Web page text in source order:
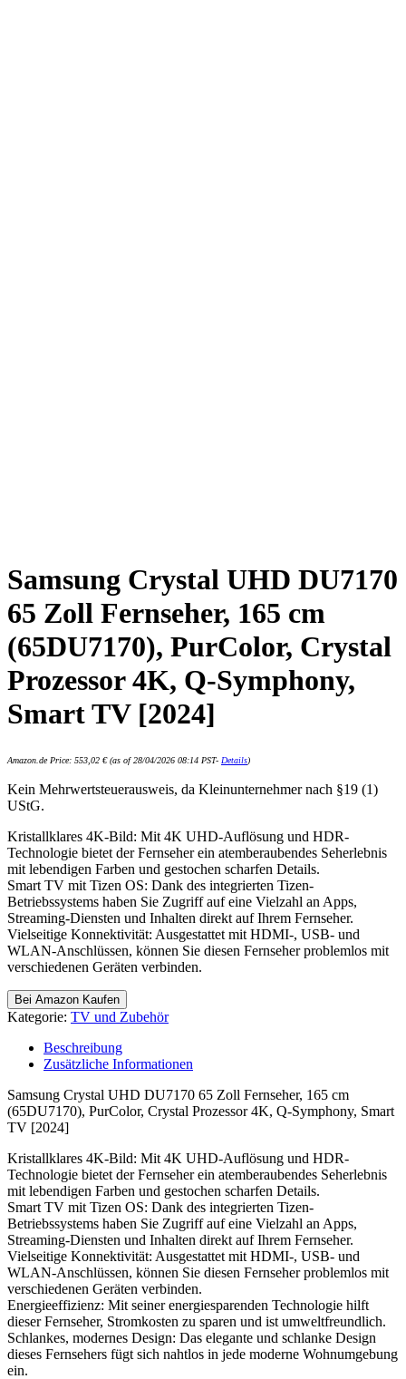
Samsung Crystal UHD DU7170
65 Zoll Fernseher, 165 cm
(65DU7170), PurColor, Crystal
Prozessor 4K, Q-Symphony,
Smart TV [2024]
Amazon.de Price: 553,02 €(as of 28/04/2026 08:14 PST- Details)
Kein Mehrwertsteuerausweis, da Kleinunternehmer nach §19 (1)
UStG.
Kristallklares 4K-Bild: Mit 4K UHD-Auflösung und HDR-
Technologie bietet der Fernseher ein atemberaubendes Seherlebnis
mit lebendigen Farben und gestochen scharfen Details.
Smart TV mit Tizen OS: Dank des integrierten Tizen-
Betriebssystems haben Sie Zugriff auf eine Vielzahl an Apps,
Streaming-Diensten und Inhalten direkt auf Ihrem Fernseher.
Vielseitige Konnektivität: Ausgestattet mit HDMI-, USB- und
WLAN-Anschlüssen, können Sie diesen Fernseher problemlos mit
verschiedenen Geräten verbinden.
Bei Amazon Kaufen
Kategorie: TV und Zubehör
Beschreibung
Zusätzliche Informationen
Samsung Crystal UHD DU7170 65 Zoll Fernseher, 165 cm
(65DU7170), PurColor, Crystal Prozessor 4K, Q-Symphony, Smart
TV [2024]
Kristallklares 4K-Bild: Mit 4K UHD-Auflösung und HDR-
Technologie bietet der Fernseher ein atemberaubendes Seherlebnis
mit lebendigen Farben und gestochen scharfen Details.
Smart TV mit Tizen OS: Dank des integrierten Tizen-
Betriebssystems haben Sie Zugriff auf eine Vielzahl an Apps,
Streaming-Diensten und Inhalten direkt auf Ihrem Fernseher.
Vielseitige Konnektivität: Ausgestattet mit HDMI-, USB- und
WLAN-Anschlüssen, können Sie diesen Fernseher problemlos mit
verschiedenen Geräten verbinden.
Energieeffizienz: Mit seiner energiesparenden Technologie hilft
dieser Fernseher, Stromkosten zu sparen und ist umweltfreundlich.
Schlankes, modernes Design: Das elegante und schlanke Design
dieses Fernsehers fügt sich nahtlos in jede moderne Wohnumgebung
ein.